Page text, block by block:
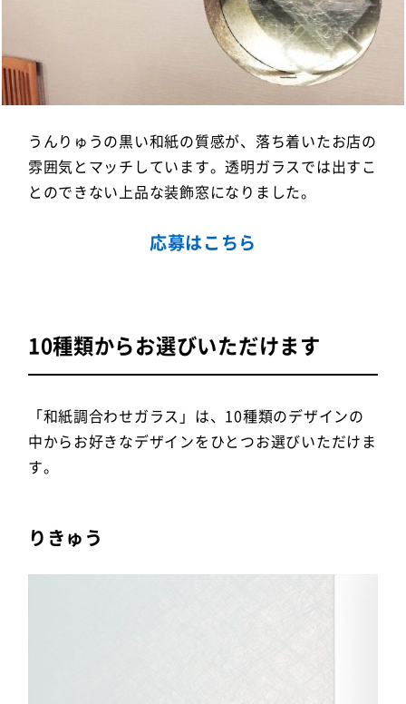
うんりゅうの黒い和紙の質感が、落ち着いたお店の
雰囲気とマッチしています。透明ガラスでは出すこ
とのできない上品な装飾窓になりました。
応募はこちら
10種類からお選びいただけます
「和紙調合わせガラス」は、10種類のデザインの
中からお好きなデザインをひとつお選びいただけま
す。
りきゅう